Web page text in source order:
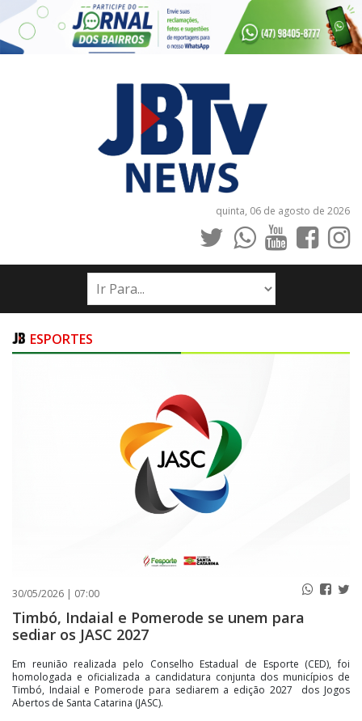
quinta, 06 de agosto de 2026
INÍCIO
NOTÍCIAS
CONTATO
ESPORTES
30/05/2026 | 07:00
Timbó, Indaial e Pomerode se unem para
sediar os JASC 2027
Em reunião realizada pelo Conselho Estadual de Esporte (CED), foi
homologada e oficializada a candidatura conjunta dos municípios de
Timbó, Indaial e Pomerode para sediarem a edição 2027 dos Jogos
Abertos de Santa Catarina (JASC).